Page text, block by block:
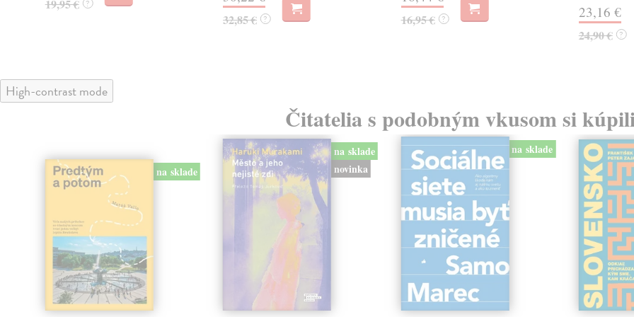
19,95 € ?
32,85 € ? 16,95 € ? 23,16 €
24,90 € ?
High-contrast mode
Čitatelia s podobným vkusom si
na sklade
na sklade
novinka
na sklade